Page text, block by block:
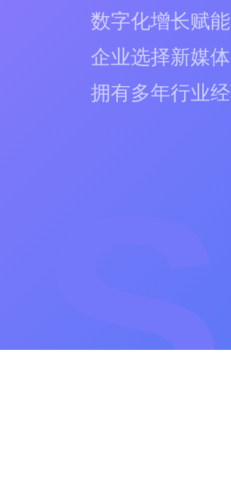
数字化增长赋
企业选择新媒
拥有多年行业